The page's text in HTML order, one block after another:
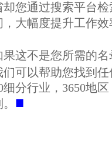
却您通过搜索平台
，大幅度提升工作效
果这不是您所需的
们可以帮助您找到
细分行业，3650地
■